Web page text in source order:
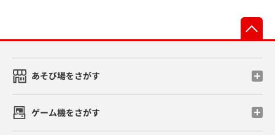
あそび場をさがす
ゲーム機をさがす